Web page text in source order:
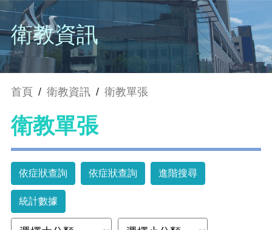
衛教資訊
首頁 / 衛教資訊 / 衛教單張
衛教單張
依症狀查詢 依症狀查詢 進階搜尋
統計數據